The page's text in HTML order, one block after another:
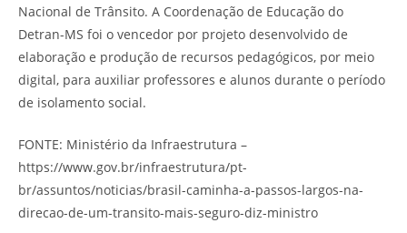
Nacional de Trânsito. A Coordenação de Educação do
Detran-MS foi o vencedor por projeto desenvolvido de
elaboração e produção de recursos pedagógicos, por meio
digital, para auxiliar professores e alunos durante o período
de isolamento social.
FONTE: Ministério da Infraestrutura –
https://www.gov.br/infraestrutura/pt-
br/assuntos/noticias/brasil-caminha-a-passos-largos-na-
direcao-de-um-transito-mais-seguro-diz-ministro